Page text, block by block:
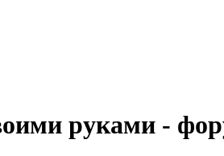
руками -